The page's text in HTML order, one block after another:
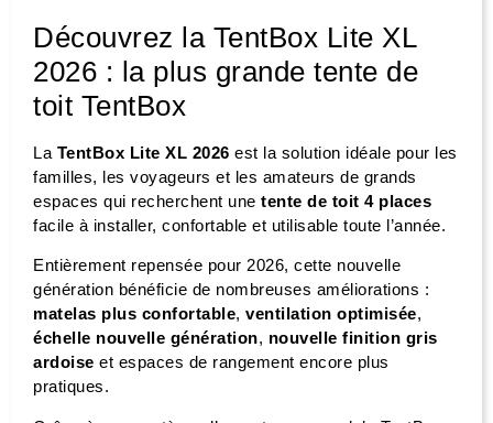
Découvrez la TentBox Lite XL
2026 : la plus grande tente de
toit TentBox
La TentBox Lite XL 2026 est la solution idéale pour les
familles, les voyageurs et les amateurs de grands
espaces qui recherchent une tente de toit 4 places
facile à installer, confortable et utilisable toute l’année.
Entièrement repensée pour 2026, cette nouvelle
génération bénéficie de nombreuses améliorations :
matelas plus confortable, ventilation optimisée,
échelle nouvelle génération, nouvelle finition gris
ardoise et espaces de rangement encore plus
pratiques.